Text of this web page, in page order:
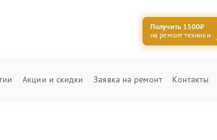
Получить 1500₽
на ремонт техники
Акции и скидки Заявка на ремонт Контакты